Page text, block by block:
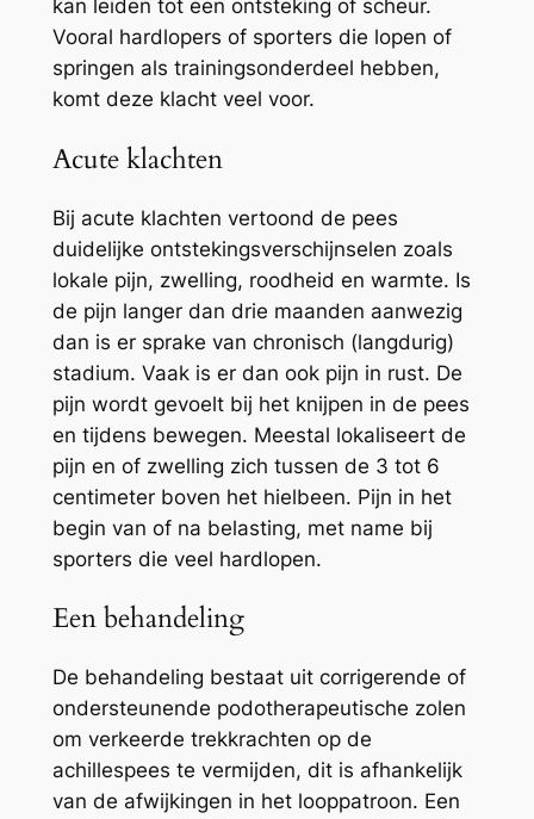
kan leiden tot een ontsteking of scheur.
Vooral hardlopers of sporters die lopen of
springen als trainingsonderdeel hebben,
komt deze klacht veel voor.
Acute klachten
Bij acute klachten vertoond de pees
duidelijke ontstekingsverschijnselen zoals
lokale pijn, zwelling, roodheid en warmte. Is
de pijn langer dan drie maanden aanwezig
dan is er sprake van chronisch (langdurig)
stadium. Vaak is er dan ook pijn in rust. De
pijn wordt gevoelt bij het knijpen in de pees
en tijdens bewegen. Meestal lokaliseert de
pijn en of zwelling zich tussen de 3 tot 6
centimeter boven het hielbeen. Pijn in het
begin van of na belasting, met name bij
sporters die veel hardlopen.
Een behandeling
De behandeling bestaat uit corrigerende of
ondersteunende podotherapeutische zolen
om verkeerde trekkrachten op de
achillespees te vermijden, dit is afhankelijk
van de afwijkingen in het looppatroon. Een